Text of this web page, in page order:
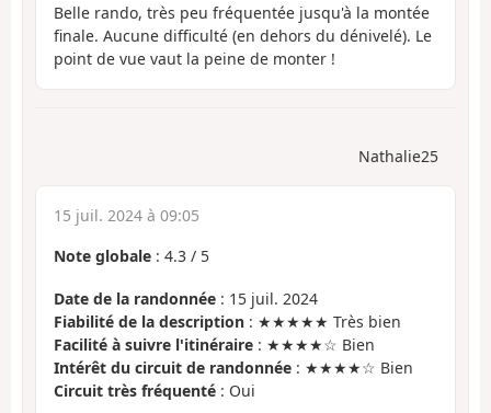
Belle rando, très peu fréquentée jusqu'à la montée
finale. Aucune difficulté (en dehors du dénivelé). Le
point de vue vaut la peine de monter !
Nathalie25
15 juil. 2024 à 09:05
Note globale : 4.3 / 5
Date de la randonnée : 15 juil. 2024
Fiabilité de la description : ★★★★★ Très bien
Facilité à suivre l'itinéraire : ★★★★☆ Bien
Intérêt du circuit de randonnée : ★★★★☆ Bien
Circuit très fréquenté : Oui